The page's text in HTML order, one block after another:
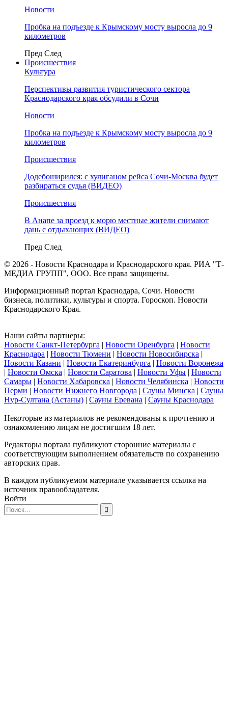
Новости
Пробка на подъезде к Крымскому мосту выросла до 9
километров
Пред След
Происшествия
Культура
Перспективы развития туристического сектора
Краснодарского края обсудили в Сочи
Новости
Пробка на подъезде к Крымскому мосту выросла до 9
километров
Происшествия
Додебоширился: с хулиганом рейса Сочи-Москва будет
разбираться судья (ВИДЕО)
Происшествия
В Анапе за проезд к морю местные жители снимают
дань с отдыхающих (ВИДЕО)
Пред След
© 2026 - Новости Краснодара и Краснодарского края. РИА "Т-
МЕДИА ГРУПП", ООО. Все права защищены.
Информационный портал Краснодара, Сочи. Новости
бизнеса, политики, культуры и спорта. Гороскоп. Новости
Краснодарского Края.
Наши сайты партнеры:
Новости Санкт-Петербурга | Новости Оренбурга | Новости
Краснодара | Новости Тюмени | Новости Новосибирска |
Новости Казани | Новости Екатеринбурга | Новости Воронежа
| Новости Омска | Новости Саратова | Новости Уфы | Новости
Самары | Новости Хабаровска | Новости Челябинска | Новости
Перми | Новости Нижнего Новгорода | Сауны Минска | Сауны
Нур-Султана (Астаны) | Сауны Еревана | Сауны Краснодара
Некоторые из материалов не рекомендованы к прочтению и
ознакомлению лицам не достигшим 18 лет.
Редакторы портала публикуют сторонние материалы с
соответствующим выполнением обязательств по сохранению
авторских прав.
В каждом публикуемом материале указывается ссылка на
источник правообладателя.
Войти